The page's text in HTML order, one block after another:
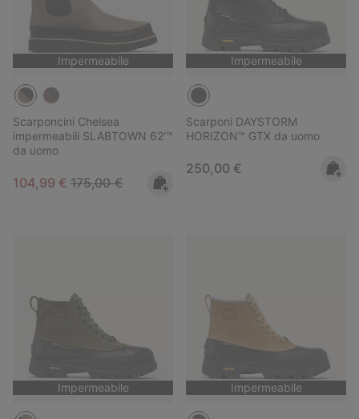
Impermeabile
Scarponcini Chelsea
impermeabili SLABTOWN 62'™
da uomo
Sale price:
104,99 € Regular price:
175,00 €
Impermeabile
Scarponi DAYSTORM
HORIZON™ GTX da uomo
Regular price:
250,00 €
Impermeabile Impermeabile